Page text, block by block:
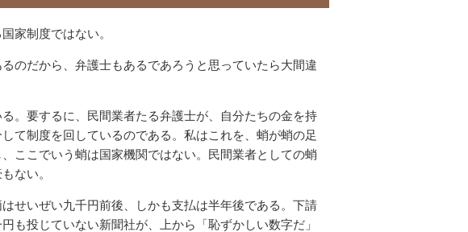
家制度ではない。
のだから、弁護士もあるであろうと思っていたら大間違
。要するに、民間業者たる弁護士が、自分たちの金を持
て制度を回しているのである。私はこれを、蛸が蛸の足
ここでいう蛸は国家機関ではない。民間業者としての蛸
ない。
せいぜい九千円前後、しかも支払は半年後である。下請
も投じていない新聞社が、上から「恥ずかしい数字だ」